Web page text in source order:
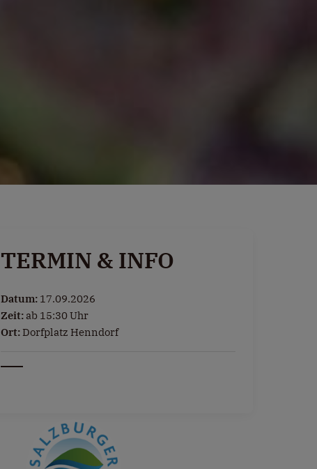
TERMIN & INFO
Datum: 17.09.2026
Zeit: ab 15:30 Uhr
Ort: Dorfplatz Henndorf